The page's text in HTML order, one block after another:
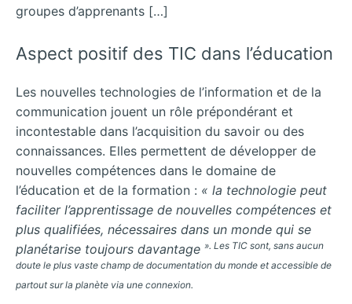
groupes d’apprenants […]
Aspect positif des TIC dans l’éducation
Les nouvelles technologies de l’information et de la
communication jouent un rôle prépondérant et
incontestable dans l’acquisition du savoir ou des
connaissances. Elles permettent de développer de
nouvelles compétences dans le domaine de
l’éducation et de la formation : « la technologie peut
faciliter l’apprentissage de nouvelles compétences et
plus qualifiées, nécessaires dans un monde qui se
planétarise toujours davantage ». Les TIC sont, sans aucun
doute le plus vaste champ de documentation du monde et accessible de
partout sur la planète via une connexion.